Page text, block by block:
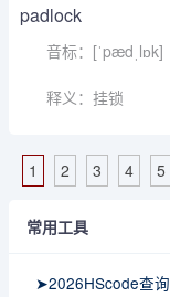
padlock
音标：[ˈpædˌlɒk]
释义：挂锁
1 2 3 4 5
常用工具
➤2026HScode查询